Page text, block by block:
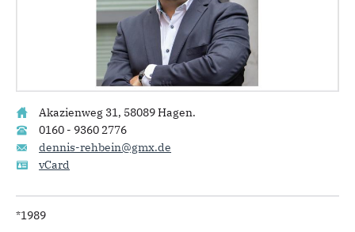
Akazienweg 31, 58089 Hagen.
0160 - 9360 2776
dennis-rehbein@gmx.de
vCard
*1989